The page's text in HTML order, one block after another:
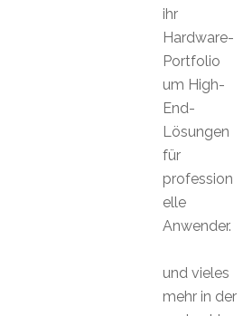
ihr
Hardware-
Portfolio
um High-
End-
Lösungen
für
profession
elle
Anwender.
und vieles
mehr in der